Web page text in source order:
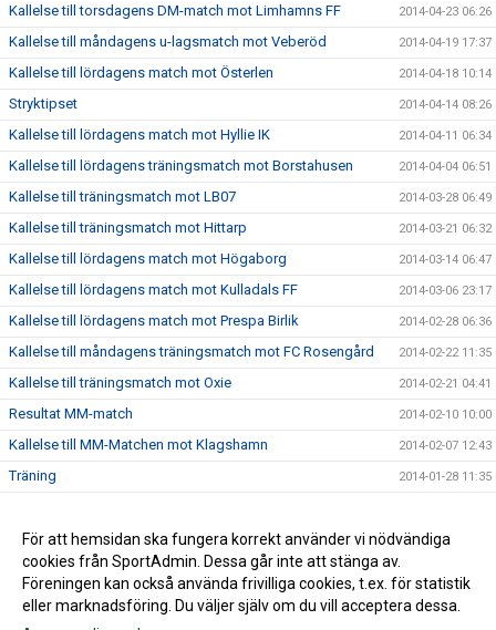
Kallelse till torsdagens DM-match mot Limhamns FF 2014-04-23 06:26
Kallelse till måndagens u-lagsmatch mot Veberöd 2014-04-19 17:37
Kallelse till lördagens match mot Österlen 2014-04-18 10:14
Stryktipset 2014-04-14 08:26
Kallelse till lördagens match mot Hyllie IK 2014-04-11 06:34
Kallelse till lördagens träningsmatch mot Borstahusen 2014-04-04 06:51
Kallelse till träningsmatch mot LB07 2014-03-28 06:49
Kallelse till träningsmatch mot Hittarp 2014-03-21 06:32
Kallelse till lördagens match mot Högaborg 2014-03-14 06:47
Kallelse till lördagens match mot Kulladals FF 2014-03-06 23:17
Kallelse till lördagens match mot Prespa Birlik 2014-02-28 06:36
Kallelse till måndagens träningsmatch mot FC Rosengård 2014-02-22 11:35
Kallelse till träningsmatch mot Oxie 2014-02-21 04:41
Resultat MM-match 2014-02-10 10:00
Kallelse till MM-Matchen mot Klagshamn 2014-02-07 12:43
Träning 2014-01-28 11:35
Lördagsträningen är inställd 2014-01-17 20:19
2014-01-14 14:02
För att hemsidan ska fungera korrekt använder vi nödvändiga
cookies från SportAdmin. Dessa går inte att stänga av.
Föreningen kan också använda frivilliga cookies, t.ex. för statistik
eller marknadsföring. Du väljer själv om du vill acceptera dessa.